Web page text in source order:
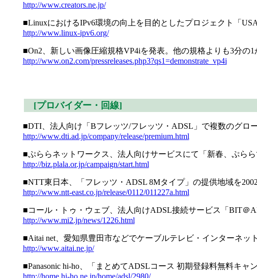
http://www.creators.ne.jp/
■LinuxにおけるIPv6環境の向上を目的としたプロジェクト「
http://www.linux-ipv6.org/
■On2、新しい画像圧縮規格VP4iを発表。他の規格よりも3分の1
http://www.on2.com/pressreleases.php3?qs1=demonstrate_vp4i
[プロバイダー・回線]
■DTI、法人向け「Bフレッツ/フレッツ・ADSL」で複数のグロ
http://www.dti.ad.jp/company/release/premium.html
■ぷららネットワークス、法人向けサービスにて「新春、ぷら
http://biz.plala.or.jp/campaign/start.html
■NTT東日本、「フレッツ・ADSL 8Mタイプ」の提供地域を
http://www.ntt-east.co.jp/release/0112/011227a.html
■コール・トゥ・ウェブ、法人向けADSL接続サービス「BIT＠
http://www.mi2.jp/news/1226.html
■Aitai net、愛知県豊田市などでケーブルテレビ・インターネッ
http://www.aitai.ne.jp/
■Panasonic hi-ho、「まとめてADSLコース 初期登録料無料キ
http://home.hi-ho.ne.jp/home/adsl/2980/